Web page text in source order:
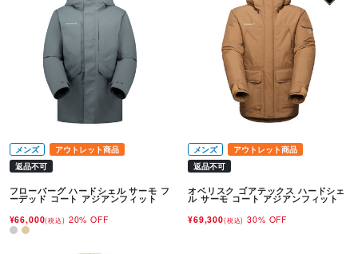
メンズ
アウトレット商品
返品不可
フローバーグ ハードシェル サーモ フ
ーデッド コート アジアンフィット
¥66,000(税込) 20% OFF
メンズ
アウトレット商品
返品不可
オベリスク ゴアテックス ハードシェ
ル サーモ コート アジアンフィット
¥69,300(税込) 30% OFF